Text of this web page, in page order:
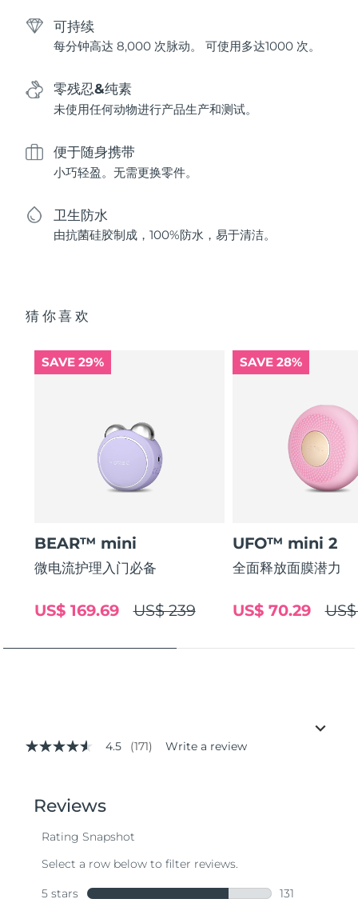
可持续
每分钟高达 8,000 次脉动。 可使用多达1000 次。
零残忍&纯素
未使用任何动物进行产品生产和测试。
便于随身携带
小巧轻盈。无需更换零件。
卫生防水
由抗菌硅胶制成，100%防水，易于清洁。
猜你喜欢
SAVE 29%
BEAR™ mini
微电流护理入门必备
US$ 239
US$ 169.69
SAVE 28%
UFO™ mini 2
全面释放面膜潜力
US$ 70.29
4.5
stars,
average
value.
171
Same
4.5 (171) Write a review